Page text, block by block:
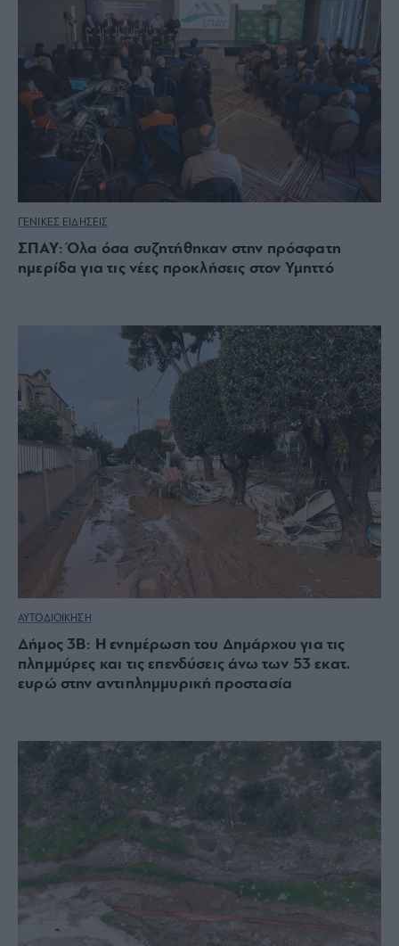
ΓΕΝΙΚΕΣ ΕΙΔΗΣΕΙΣ
ΣΠΑΥ: Όλα όσα συζητήθηκαν στην πρόσφατη
ημερίδα για τις νέες προκλήσεις στον Υμηττό
ΑΥΤΟΔΙΟΙΚΗΣΗ
Δήμος 3Β: Η ενημέρωση του Δημάρχου για τις
πλημμύρες και τις επενδύσεις άνω των 53 εκατ.
ευρώ στην αντιπλημμυρική προστασία